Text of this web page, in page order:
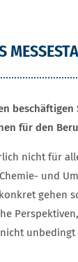
für den
nicht für
und
gehen